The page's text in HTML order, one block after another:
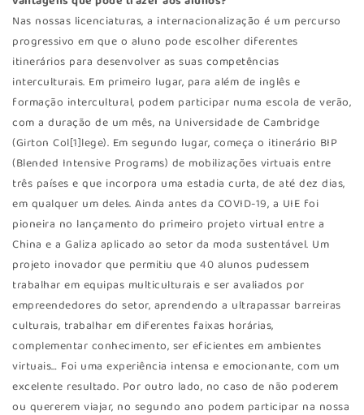
Nas nossas licenciaturas, a internacionalização é um percurso
progressivo em que o aluno pode escolher diferentes
itinerários para desenvolver as suas competências
interculturais. Em primeiro lugar, para além de inglês e
formação intercultural, podem participar numa escola de verão,
com a duração de um mês, na Universidade de Cambridge
(Girton Col[1]lege). Em segundo lugar, começa o itinerário BIP
(Blended Intensive Programs) de mobilizações virtuais entre
três países e que incorpora uma estadia curta, de até dez dias,
em qualquer um deles. Ainda antes da COVID-19, a UIE foi
pioneira no lançamento do primeiro projeto virtual entre a
China e a Galiza aplicado ao setor da moda sustentável. Um
projeto inovador que permitiu que 40 alunos pudessem
trabalhar em equipas multiculturais e ser avaliados por
empreendedores do setor, aprendendo a ultrapassar barreiras
culturais, trabalhar em diferentes faixas horárias,
complementar conhecimento, ser eficientes em ambientes
virtuais… Foi uma experiência intensa e emocionante, com um
excelente resultado. Por outro lado, no caso de não poderem
ou quererem viajar, no segundo ano podem participar na nossa